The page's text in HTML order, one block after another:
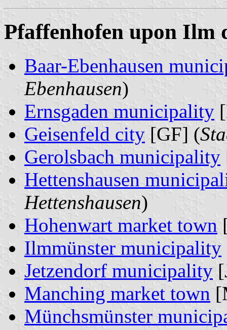
Pfaffenhofen upon Ilm
Baar-Ebenhausen
Ebenhausen)
Ernsgaden municipality
Geisenfeld city [GF] (
Gerolsbach municipality
Hettenshausen
Hettenshausen)
Hohenwart market town
Ilmmünster municipality
Jetzendorf municipality
Manching market town
Münchsmünster